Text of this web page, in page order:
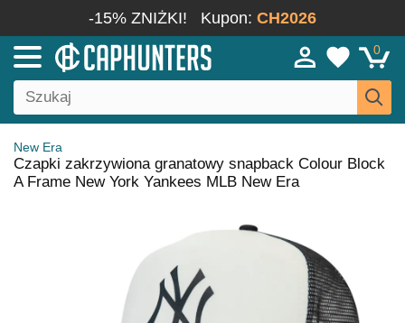
-15% ZNIŻKI! Kupon: CH2026
0
New Era
Czapki zakrzywiona granatowy snapback Colour Block
A Frame New York Yankees MLB New Era